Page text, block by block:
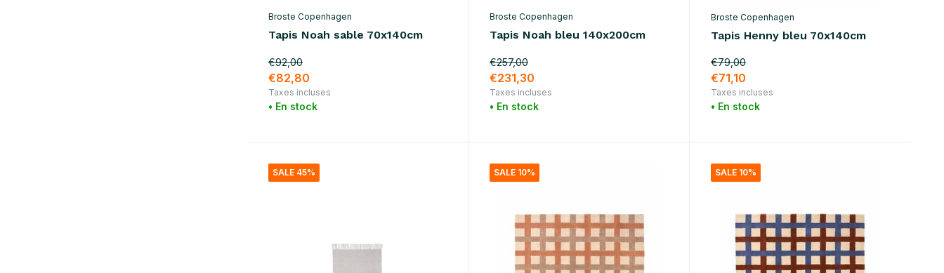
Broste Copenhagen
Tapis Noah sable 70x140cm
€92,00
€82,80
Taxes incluses
• En stock
Broste Copenhagen
Tapis Noah bleu 140x200cm
€257,00
€231,30
Taxes incluses
• En stock
Broste Copenhagen
Tapis Henny bleu 70x140cm
€79,00
€71,10
Taxes incluses
• En stock
SALE 45% SALE 10% SALE 10%